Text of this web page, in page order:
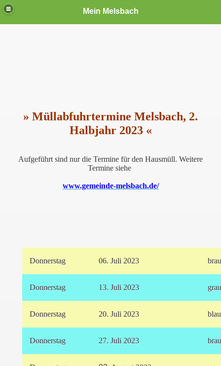
Mein Melsbach
» Müllabfuhrtermine Melsbach, 2.
Halbjahr 2023 «
Aufgeführt sind nur die Termine für den Hausmüll. Weitere
Termine siehe
www.gemeinde-melsbach.de/
Donnerstag 06. Juli 2023
Donnerstag 13. Juli 2023
Donnerstag 20. Juli 2023
Donnerstag 27. Juli 2023